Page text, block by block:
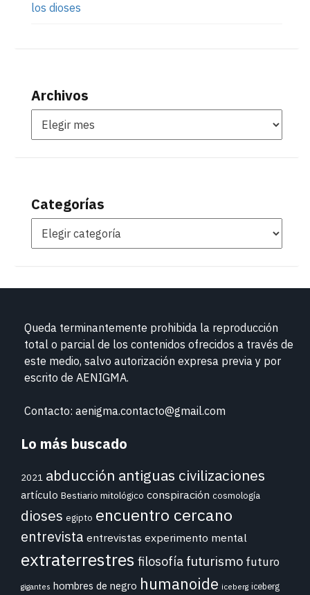
los dioses
Archivos
Categorías
Queda terminantemente prohibida la reproducción
total o parcial de los contenidos ofrecidos a través de
este medio, salvo autorización expresa previa y por
escrito de AENIGMA.
Contacto: aenigma.contacto@gmail.com
Lo más buscado
2021 abducción antiguas civilizaciones
artículo Bestiario mitológico conspiración cosmología
dioses egipto encuentro cercano
entrevista entrevistas experimento mental
extraterrestres filosofía futurismo futuro
gigantes hombres de negro humanoide iceberg iceberg